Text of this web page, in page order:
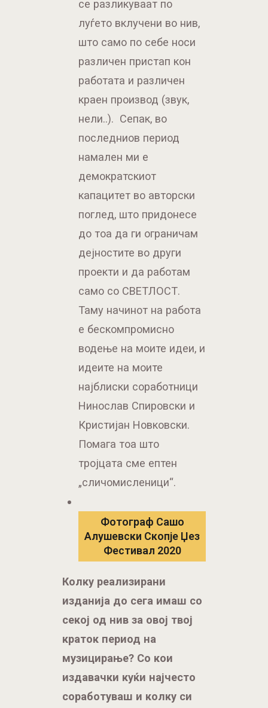
се разликуваат по
луѓето вклучени во нив,
што само по себе носи
различен пристап кон
работата и различен
краен производ (звук,
нели..). Сепак, во
последниов период
намален ми е
демократскиот
капацитет во авторски
поглед, што придонесе
до тоа да ги ограничам
дејностите во други
проекти и да работам
само со СВЕТЛОСТ.
Таму начинот на работа
е бескомпромисно
водење на моите идеи, и
идеите на моите
најблиски соработници
Нинослав Спировски и
Кристијан Новковски.
Помага тоа што
тројцата сме ептен
„сличомисленици“.
Фотограф Сашо
Алушевски Скопје Џез
Фестивал 2020
Колку реализирани
изданија до сега имаш со
секој од нив за овој твој
краток период на
музицирање? Со кои
издавачки куќи најчесто
соработуваш и колку си